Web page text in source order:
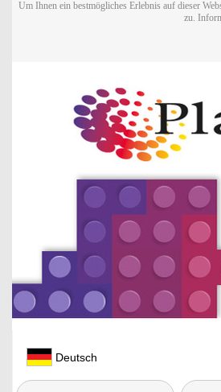
Um Ihnen ein bestmögliches Erlebnis auf dieser
zu.
Deutsch